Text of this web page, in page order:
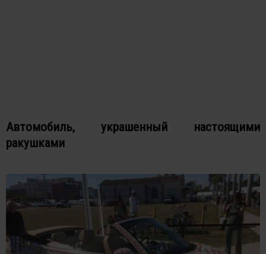
Автомобиль, украшенный настоящими
ракушками